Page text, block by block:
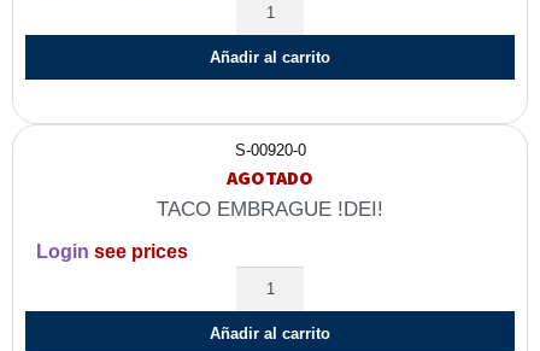
Añadir al carrito
S-00920-0
AGOTADO
TACO EMBRAGUE !DEI!
Login see prices
Añadir al carrito